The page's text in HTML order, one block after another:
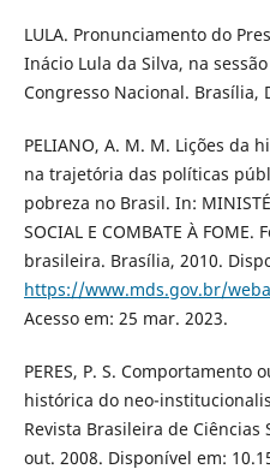
LULA. Pronunciamento do
Inácio Lula da Silva, na
Congresso Nacional. Brasília,
PELIANO, A. M. M. Lições da
na trajetória das políticas
pobreza no Brasil. In:
SOCIAL E COMBATE À
brasileira. Brasília, 2010.
https://www.mds.gov.br/
Acesso em: 25 mar. 2023.
PERES, P. S. Comportamento
histórica do neo-
Revista Brasileira de Ciências
out. 2008. Disponível em: